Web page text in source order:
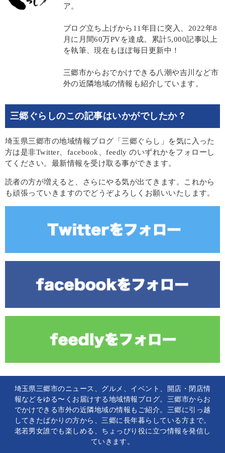
ア。
ブログ立ち上げから11年目に突入、2022年8
月に月間60万PVを達成。累計5,000記事以上
を執筆、現在もほぼ毎日更新中！
三郷市からおでかけできる八潮や吉川など市
外の近隣地域の情報も紹介しています。
三郷ぐらしのこの記事はいかがでしたか？
埼玉県三郷市の地域情報ブログ「三郷ぐらし」を気に入った
方は是非Twitter、facebook、feedly のいずれかをフォローし
てください。最新情報を受け取る事ができます。
読者の方が増えると、さらにやる気が出てきます。これから
も頑張っていきますのでどうぞよろしくお願いいたします。
埼玉県三郷市のニュース、グルメ、イベント、開店・閉店情
報などをゆる〜くお届けする地域情報ブログ。三郷市からお
でかけできる市外の近隣地域の情報もご紹介。三郷に引っ越
してきたばかりの方から、三郷に長年暮らしている方まで。
老若男女誰でも楽しめる、ちょっぴり役に立つ情報を発信し
ていきます。